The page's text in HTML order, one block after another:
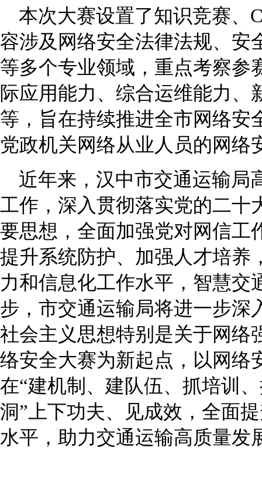
本次大赛设置了知识竞赛、
容涉及网络安全法律法规、安
等多个专业领域，重点考察参
际应用能力、综合运维能力、
等，旨在持续推进全市网络安
党政机关网络从业人员的网络
近年来，汉中市交通运输局
工作，深入贯彻落实党的二十
要思想，全面加强党对网信工
提升系统防护、加强人才培养
力和信息化工作水平，智慧交
步，市交通运输局将进一步深
社会主义思想特别是关于网络
络安全大赛为新起点，以网络
在“建机制、建队伍、抓培训
洞”上下功夫、见成效，全面
水平，助力交通运输高质量发